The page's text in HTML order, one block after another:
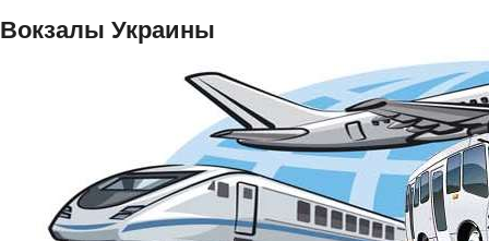
Вокзалы Украины